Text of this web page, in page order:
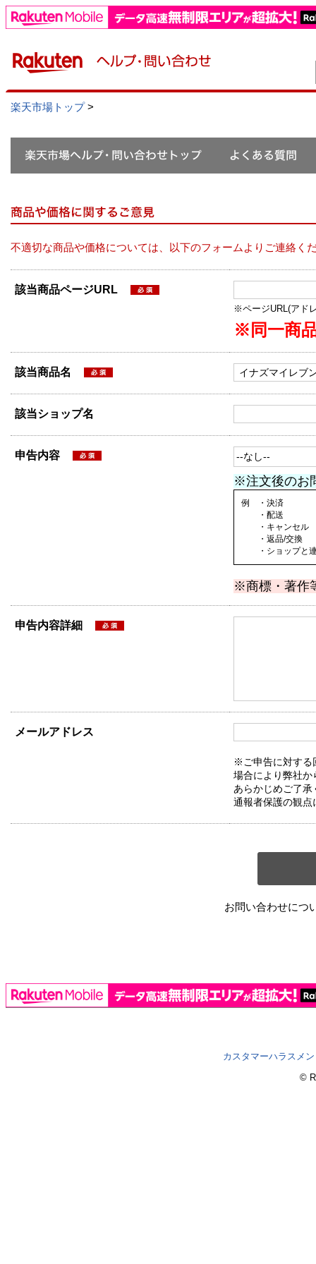
楽天市場トップ>
不適切な商品や価格については、以下のフォームよりご連絡く
該当商品ページURL
※ページURL(アド
※同一商
該当商品名
該当ショップ名
申告内容
※注文後のお
例 ・決済
・配送
・キャンセル
・返品/交換
・ショップと連
※商標・著作
申告内容詳細
メールアドレス
※ご申告に対する
場合により弊社か
あらかじめご了承
通報者保護の観点
お問い合わせにつ
カスタマーハラスメ
©